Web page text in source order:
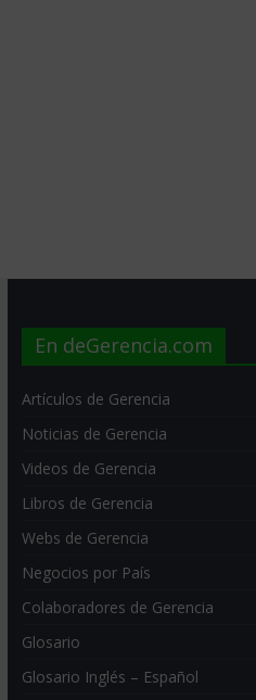
En deGerencia.com
Artículos de Gerencia
Noticias de Gerencia
Videos de Gerencia
Libros de Gerencia
Webs de Gerencia
Negocios por País
Colaboradores de Gerencia
Glosario
Glosario Inglés – Español